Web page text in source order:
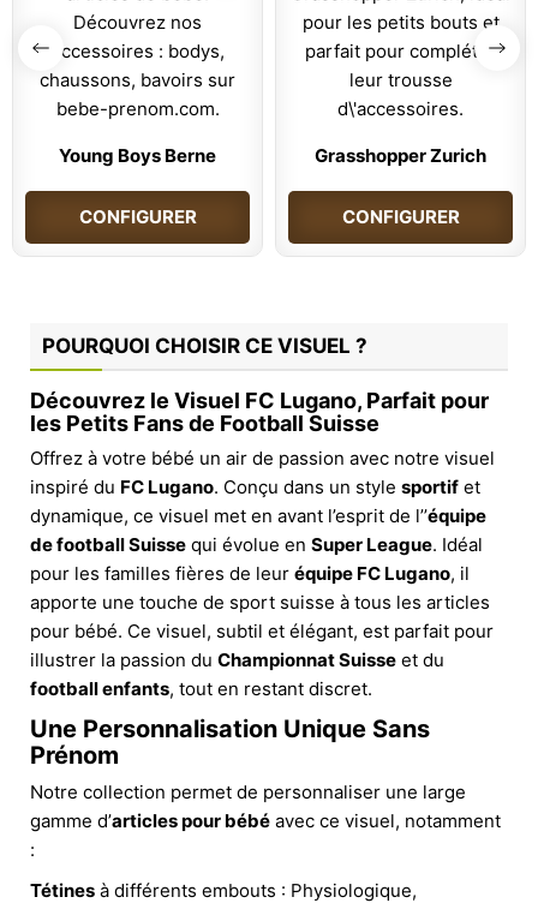
Young Boys Berne
CONFIGURER
Grasshopper Zurich
CONFIGURER
POURQUOI CHOISIR CE VISUEL ?
Découvrez le Visuel FC Lugano, Parfait pour
les Petits Fans de Football Suisse
Offrez à votre bébé un air de passion avec notre visuel
inspiré du FC Lugano. Conçu dans un style sportif et
dynamique, ce visuel met en avant l’esprit de l’’équipe
de football Suisse qui évolue en Super League. Idéal
pour les familles fières de leur équipe FC Lugano, il
apporte une touche de sport suisse à tous les articles
pour bébé. Ce visuel, subtil et élégant, est parfait pour
illustrer la passion du Championnat Suisse et du
football enfants, tout en restant discret.
Une Personnalisation Unique Sans
Prénom
Notre collection permet de personnaliser une large
gamme d’articles pour bébé avec ce visuel, notamment
:
Tétines à différents embouts : Physiologique,